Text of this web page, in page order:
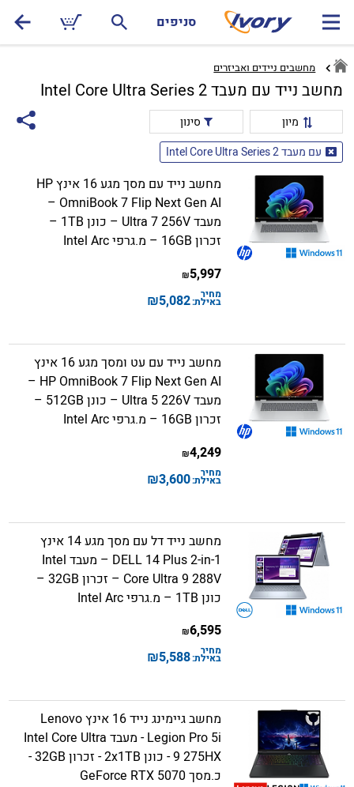
סניפים
מחשבים ניידים ואביזרים
מחשב נייד עם מעבד Intel Core Ultra Series 2
מיון
סינון
עם מעבד Intel Core Ultra Series 2
מחשב נייד עם מסך מגע 16 אינץ HP
OmniBook 7 Flip Next Gen AI –
מעבד Ultra 7 256V – כונן 1TB –
זכרון 16GB – מ.גרפי Intel Arc
5,997
₪
מחיר
באילת:5,082
₪
מחשב נייד עם עט ומסך מגע 16 אינץ
HP OmniBook 7 Flip Next Gen AI –
מעבד Ultra 5 226V – כונן 512GB –
זכרון 16GB – מ.גרפי Intel Arc
4,249
₪
מחיר
באילת:3,600
₪
מחשב נייד דל עם מסך מגע 14 אינץ
DELL 14 Plus 2-in-1 – מעבד Intel
Core Ultra 9 288V – זכרון 32GB –
כונן 1TB – מ.גרפי Intel Arc
6,595
₪
מחיר
באילת:5,588
₪
מחשב גיימינג נייד 16 אינץ Lenovo
Legion Pro 5i - מעבד Intel Core Ultra
9 275HX - כונן 2x1TB - זכרון 32GB -
כ.מסך GeForce RTX 5070